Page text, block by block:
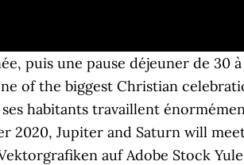
de vacance-scolaire.fr, Sur le site de vacance-scolaire.fr, retrouvez directement toutes les informations que vous souhaitez au sujet des vacances de votre enfant. Younes Taleb. Des vacances d’hiver 2020 (Vacances de février2020). Date des vacances scolaires au Kazakhstan, 13 janvier : Jour des adultes(jour férié), 11 février : Fondation de l’état (jour férié), 3 mai : Jour de la constitution (jour férié), 21 juillet : Jour de la mer (jour non férié), 14 septembre : Danjiri Matsuri (jour férié), 15 septembre : Jour des personnes âgées (jour férié), 23 septembre : Équinoxe d’automne (jour férié), 23 décembre : Jour de l’empereur (jour non férié). Download Jours fériés, fêtes, vacances and enjoy it on your iPhone, iPad, and iPod touch. See the most up-to-date information. Dezember 2020, und enden am Sonntag, den 3. Popular upcoming holidays you may be interested in. High School Programs. Calendrier officiel de l'académie Nantes pour l'année scolaire 2020-2021. 15/08/2020 Une conséquence de la crise sanitaire liée à la pandémie de covid-19 dans le monde et au Japon en particulier est la fermeture des écoles du primaire et du secondaire . Vacances de printemps :fin mars (2-3 semaines) Il est intéressant de noter que la rentrée scolaire est décalée et qu’elle s’effectue pendant le mois d’avril. Consultez le calendrier scolaire 2020 - 2021. Vacances scolaires en LUXEMBOURG Année scolaire 2020-2021 L’année scolaire commence le mardi 15 septembre 2020 et finit le jeudi 15 juillet 2021. Oktober 2020, und enden am Sonntag, den 8. Retrouvez les dates de vacances scolaires pour le Japon pour les périodes suivantes : Il est intéressant de noter que la rentrée scolaire est décalée et qu’elle s’effectue pendant le mois d’avril. If you find a mistake, please let us know. Voici le calendrier des vacances scolaires au Maroc 2020-2021. Calendrier scolaire 2020-2021. Jours fériés et vacances scolaires: japon - Nippon - 201 . Winterzeit / Zeitumstellung 2020; Wetter Ampuriabrava / Météo Empuriabrava; Holiday rentals Empuriabrava; Holiday activities in Empuriabrava; Our pools ; Rental conditions; Contact us; Location saisonnière / villas de vacances; Empuriabrava et la Costa Brava; Activités à Empuriabrava & alentours; Contactez-nous; Holiday rentals in Empuriabrava. Upcoming holidays in. Disponibilité Spots Available. Le système d'école primaire est conçu pour fournir à de jeunes étudiants une fondation de connaissance afin de les préparer à la suite de leur scolarité. Apply to this program offering.